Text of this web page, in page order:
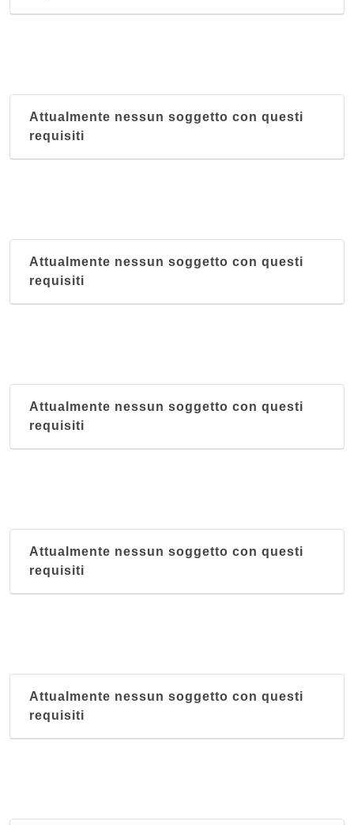
Attualmente nessun soggetto con questi
requisiti
Attualmente nessun soggetto con questi
requisiti
Attualmente nessun soggetto con questi
requisiti
Attualmente nessun soggetto con questi
requisiti
Attualmente nessun soggetto con questi
requisiti